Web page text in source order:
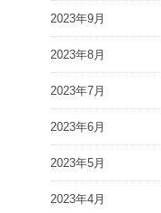
2023年9月
2023年8月
2023年7月
2023年6月
2023年5月
2023年4月